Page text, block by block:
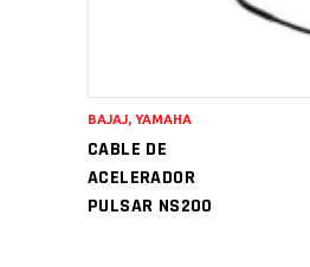
CABLE DE
ACELERADOR
PULSAR NS200
BAJAJ, YAMAHA